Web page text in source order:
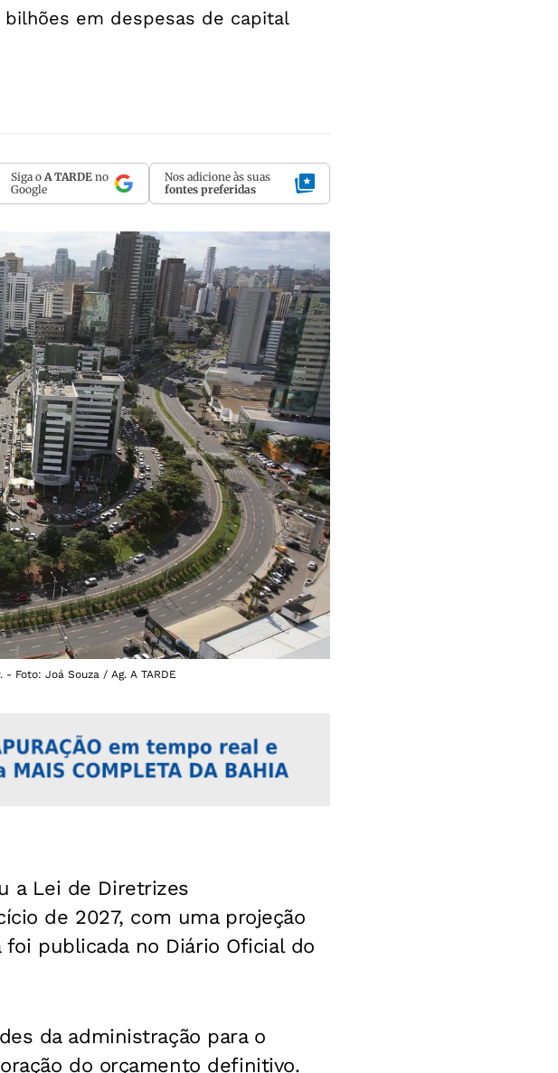
em despesas de capital
Siga o A TARDE no
Google
Nos adicione às suas
fontes preferidas
Foto: Joá Souza / Ag. A TARDE
a Lei de Diretrizes
de 2027, com uma projeção
publicada no Diário Oficial do
da administração para o
do orçamento definitivo.